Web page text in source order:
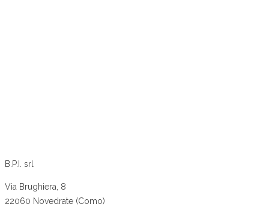
B.P.I. srl
Via Brughiera, 8
22060 Novedrate (Como)